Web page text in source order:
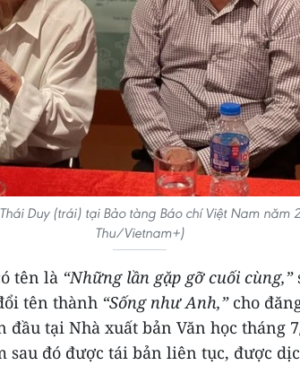
Duy (trái) tại Bảo tàng Báo chí Việt Nam năm
Thu/Vietnam+)
tên là “Những lần gặp gỡ cuối cùng,”
tên thành “Sống như Anh,”cho
đầu tại Nhà xuất bản Văn học tháng
sau đó được tái bản liên tục, được